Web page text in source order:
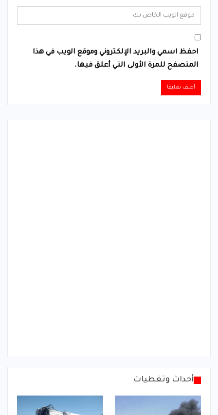
احفظ اسمي والبريد الإلكتروني وموقع الويب في هذا
المتصفح للمرة الأولى التي أعلق فيها.
أحداث وتغطيات